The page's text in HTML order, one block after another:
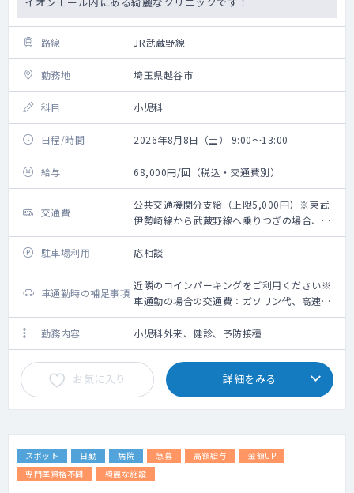
路線 JR武蔵野線
勤務地 埼玉県越谷市
科目 小児科
日程/時間 2026年8月8日（土） 9:00～13:00
給与 68,000円/回（税込・交通費別）
交通費
公共交通機関分支給（上限5,000円）※東武
伊勢崎線から武蔵野線へ乗りつぎの場合、東
武伊勢崎線新越谷駅からのタクシー利用可
（要領収証））
駐車場利用 応相談
車通勤時の補足事項
近隣のコインパーキングをご利用ください※
車通勤の場合の交通費：ガソリン代、高速道
路利用料金（上限5,000円）＋駐車場代（上
限2,000円）
勤務内容 小児科外来、健診、予防接種
お気に入り 詳細をみる
スポット 日勤 病院 急募 高額給与
金額UP
専門医資格不問
綺麗な施設